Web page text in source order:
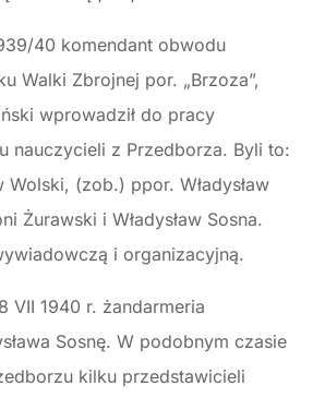
40 komendant obwodu
Walki Zbrojnej por. „Brzoza”,
wprowadził do pracy
nauczycieli z Przedborza. Byli to:
Wolski, (zob.) ppor. Władysław
Żurawski i Władysław Sosna.
i organizacyjną.
VII 1940 r. żandarmeria
Sosnę. W podobnym czasie
kilku przedstawicieli